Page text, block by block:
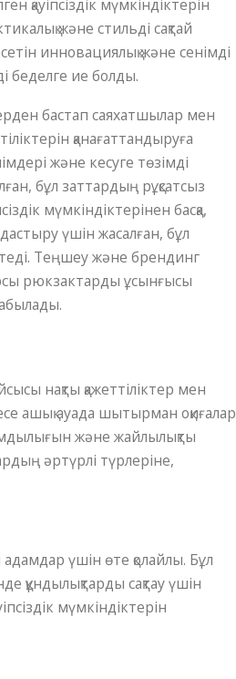
қауіпсіздік мүмкіндіктерін
және стильді сақтай
инновациялық және сенімді
беделге ие болды.
бастап саяхатшылар мен
қанағаттандыруға
және кесуге төзімді
бұл заттардың рұқсатсыз
мүмкіндіктерінен басқа,
үшін жасалған, бұл
Теңшеу және брендинг
рюкзактарды ұсынғысы
нақты қажеттіліктер мен
ашық ауада шытырман оқиғалар
және жайлылықты
әртүрлі түрлеріне,
үшін өте қолайлы. Бұл
құндылықтарды сақтау үшін
мүмкіндіктерін